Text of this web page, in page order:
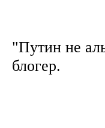
"Путин не
блогер.